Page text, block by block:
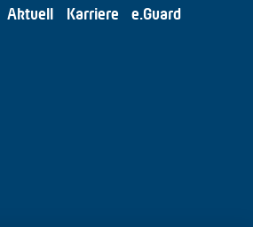
Aktuell Karriere e.Guard